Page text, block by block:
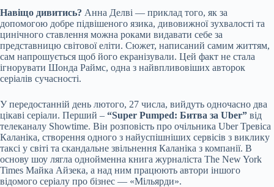
Навіщо дивитись? Анна Делві — приклад того, як за
допомогою добре підвішеного язика, дивовижної зухвалості та
цинічного ставлення можна роками видавати себе за
представницю світової еліти. Cюжет, написаний самим життям,
сам напрошується щоб його екранізували. Цей факт не стала
ігнорувати Шонда Раймс, одна з найвпливовіших авторок
серіалів сучасності.
У передостанній день лютого, 27 числа, вийдуть одночасно два
цікаві серіали. Перший – “Super Pumped: Битва за Uber” від
телеканалу Showtime. Він розповість про очільника Uber Тревіса
Каланіка, створення одного з найуспішніших сервісів з виклику
таксі у світі та скандальне звільнення Каланіка з компанії. В
основу шоу лягла однойменна книга журналіста The New York
Times Майка Айзека, а над ним працюють автори іншого
відомого серіалу про бізнес — «Мільярди».